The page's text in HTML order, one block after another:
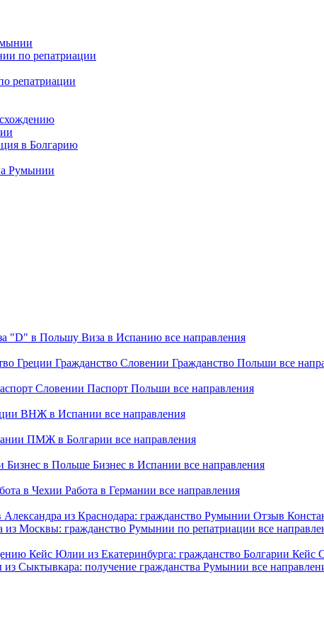
по репатриации
репатриации
в Болгарию
Румынии
"D" в Польшу Виза в Испанию все направления
Греции Гражданство Словении Гражданство Польши все
Словении Паспорт Польши все направления
ВНЖ в Испании все направления
ПМЖ в Болгарии все направления
Бизнес в Польше Бизнес в Испании все направления
в Чехии Работа в Германии все направления
из Краснодара: гражданство Румынии Отзыв
из Москвы: гражданство Румынии по репатриации все
Кейс Юлии из Екатеринбурга: гражданство Болгарии Кейс
Сыктывкара: получение гражданства Румынии все